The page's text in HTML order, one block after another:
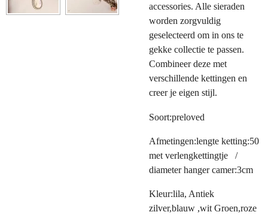
accessories. Alle sieraden
worden zorgvuldig
geselecteerd om in ons te
gekke collectie te passen.
Combineer deze met
verschillende kettingen en
creer je eigen stijl.
Soort:preloved
Afmetingen:lengte ketting:50
met verlengkettingtje /
diameter hanger camer:3cm
Kleur:lila, Antiek
zilver,blauw ,wit Groen,roze